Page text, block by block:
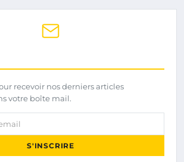
recevoir nos derniers articles
votre boîte mail.
S'INSCRIRE